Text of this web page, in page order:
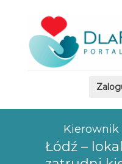
Kierownik
Łódź –